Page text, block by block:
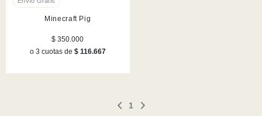
Minecraft Pig
$ 350.000
o 3 cuotas de $ 116.667
1